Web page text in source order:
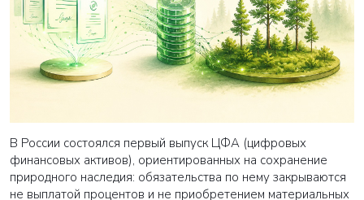
В России состоялся первый выпуск ЦФА (цифровых
финансовых активов), ориентированных на сохранение
природного наследия: обязательства по нему закрываются
не выплатой процентов и не приобретением материальных
ВАША ЗАЯВКА ОТПРАВЛЕНА
в ближайшее время наши менеджеры
свяжутся с вами